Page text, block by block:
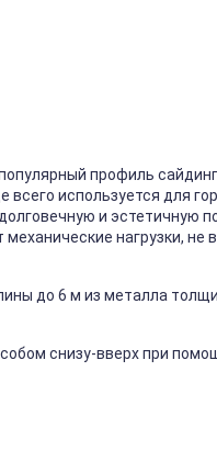
профиль
используется для
и эстетичную
нагрузки, не
до 6 м из металла
снизу-вверх при